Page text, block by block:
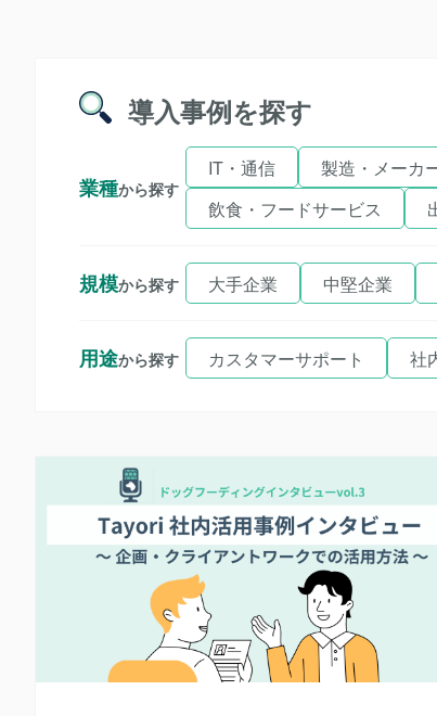
導入事例を探す
業種から探す
IT・通信 製造・メーカ
飲食・フードサービス
規模から探す 大手企業 中堅企業
用途から探す カスタマーサポート 社